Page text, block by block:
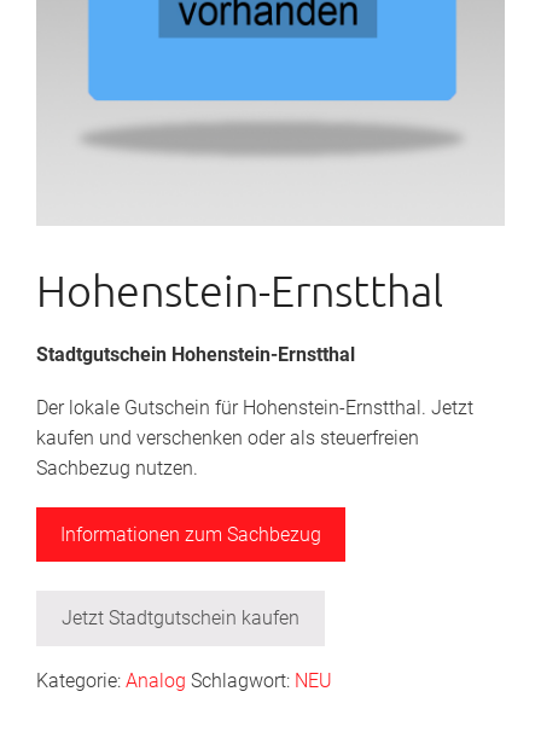
Hohenstein-Ernstthal
Stadtgutschein Hohenstein-Ernstthal
Der lokale Gutschein für Hohenstein-Ernstthal. Jetzt
kaufen und verschenken oder als steuerfreien
Sachbezug nutzen.
Informationen zum Sachbezug
Jetzt Stadtgutschein kaufen
Kategorie: Analog Schlagwort: NEU